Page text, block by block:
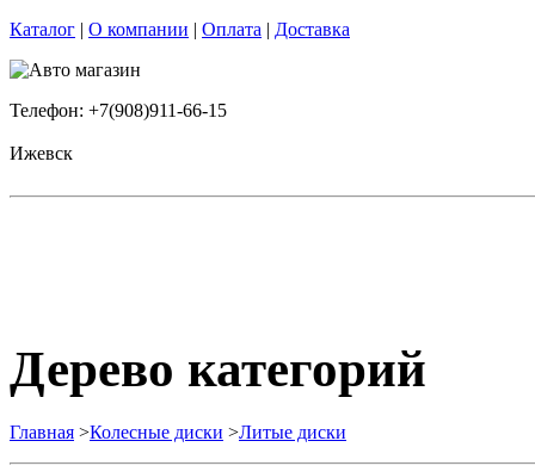
Каталог | О компании | Оплата | Доставка
Телефон: +7(908)911-66-15
Ижевск
Дерево категорий
Главная >Колесные диски >Литые диски